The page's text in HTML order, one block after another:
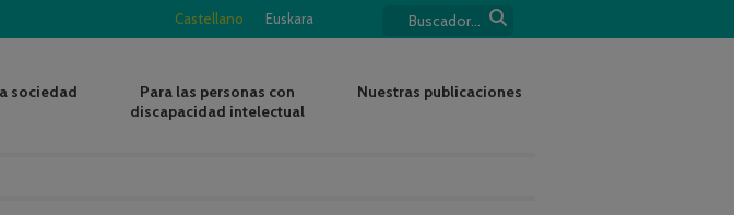
Castellano Euskara
sociedad
Para las personas con
discapacidad intelectual
Nuestras publicaciones